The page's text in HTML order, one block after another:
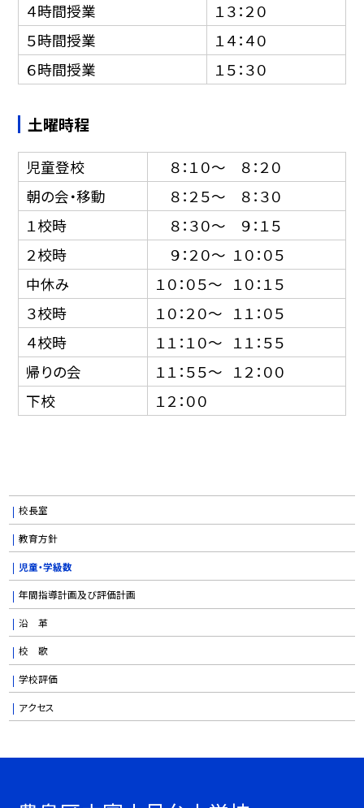
４時間授業
１３：２０
５時間授業
１４：４０
６時間授業
１５：３０
土曜時程
児童登校
８：１０〜 ８：２０
朝の会・移動
８：２５〜 ８：３０
１校時
８：３０〜 ９：１５
２校時
９：２０〜 １０：０５
中休み
１０：０５〜 １０：１５
３校時
１０：２０〜 １１：０５
４校時
１１：１０〜 １１：５５
帰りの会
１１：５５〜 １２：００
下校
１２：００
校長室
教育方針
児童・学級数
年間指導計画及び評価計画
沿 革
校 歌
学校評価
アクセス